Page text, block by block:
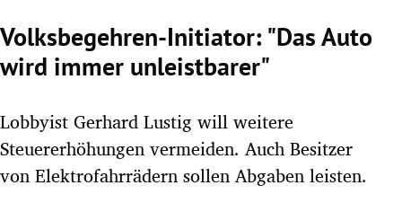
Untermenü
Untermenü
Untermenü
Untermenü
Volksbegehren-Initiator: "Das Auto
wird immer unleistbarer"
Lobbyist Gerhard Lustig will weitere
Steuererhöhungen vermeiden. Auch Besitzer
von Elektrofahrrädern sollen Abgaben leisten.